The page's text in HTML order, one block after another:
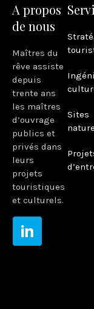
A propos
de nous
Maîtres du
rêve assiste
depuis
trente ans
les maîtres
d’ouvrage
publics et
privés dans
leurs
projets
touristiques
et culturels.
Sites